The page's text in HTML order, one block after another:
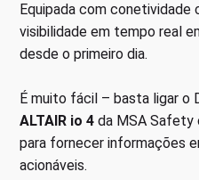
Equipada com conetividade
visibilidade em tempo real
desde o primeiro dia.
É muito fácil – basta ligar o
ALTAIR io 4 da MSA Safety
para fornecer informações
acionáveis.